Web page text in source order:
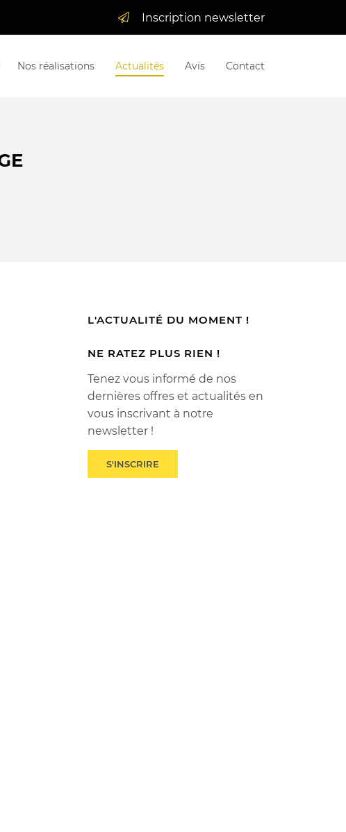
Inscription newsletter
Nos réalisations Actualités Avis Contact
L'ACTUALITÉ DU MOMENT !
NE RATEZ PLUS RIEN !
Tenez vous informé de nos
dernières offres et actualités en
vous inscrivant à notre
newsletter !
S'INSCRIRE